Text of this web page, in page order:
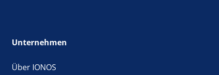
Unternehmen
Über IONOS